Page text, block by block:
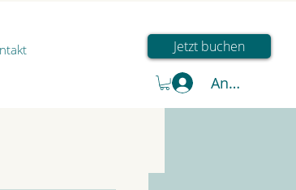
Jetzt buchen
Anmelden